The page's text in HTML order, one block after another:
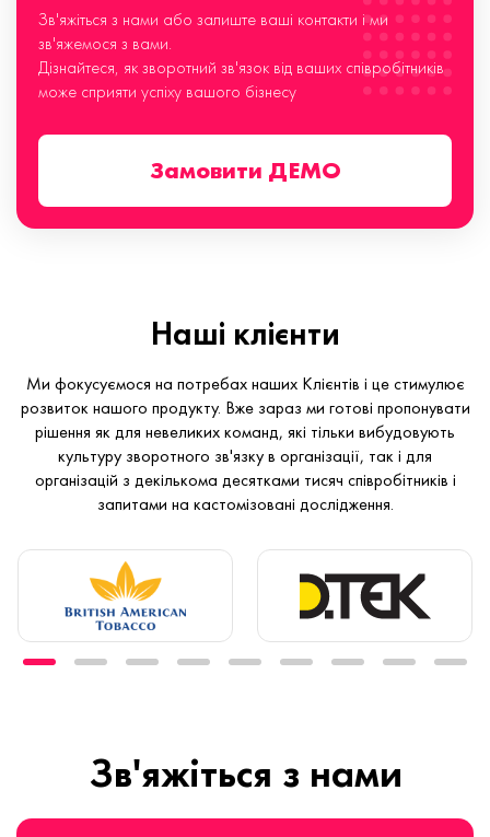
Зв'яжіться з нами або залиште ваші контакти і ми
зв'яжемося з вами.
Дізнайтеся, як зворотний зв'язок від ваших співробітників
може сприяти успіху вашого бізнесу
Замовити ДЕМО
Наші клієнти
Ми фокусуємося на потребах наших Клієнтів і це стимулює
розвиток нашого продукту. Вже зараз ми готові пропонувати
рішення як для невеликих команд, які тільки вибудовують
культуру зворотного зв'язку в організації, так і для
організацій з декількома десятками тисяч співробітників і
запитами на кастомізовані дослідження.
Зв'яжіться з нами